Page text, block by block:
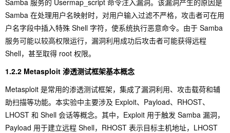
Samba 服务的 Usermap_script 命令注入漏洞。该漏洞产生的原因是
Samba 在处理用户名映射时，对用户输入过滤不严格，攻击者可在用
户名字段中插入特殊 Shell 字符，使系统执行恶意命令。由于 Samba
服务可能以较高权限运行，漏洞利用成功后攻击者可能获得远程
Shell，甚至取得 root 权限。
1.2.2 Metasploit 渗透测试框架基本概念
Metasploit 是常用的渗透测试框架，集成了漏洞利用、攻击载荷和辅
助扫描等功能。本实验中主要涉及 Exploit、 Payload、 RHOST、
LHOST 和 Shell 会话等概念。其中， Exploit 用于触发 Samba 漏洞，
Payload 用于建立远程 Shell， RHOST 表示目标主机地址， LHOST